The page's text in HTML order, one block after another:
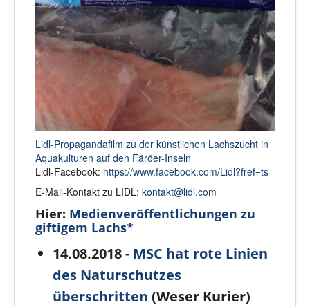
Lidl-Propagandafilm zu der künstlichen Lachszucht in
Aquakulturen auf den Färöer-Inseln
Lidl-Facebook: https://www.facebook.com/Lidl?fref=ts
E-Mail-Kontakt zu LIDL: kontakt@lidl.com
Hier: Medienveröffentlichungen zu
giftigem Lachs*
14.08.2018 - MSC hat rote Linien
des Naturschutzes
überschritten (Weser Kurier)